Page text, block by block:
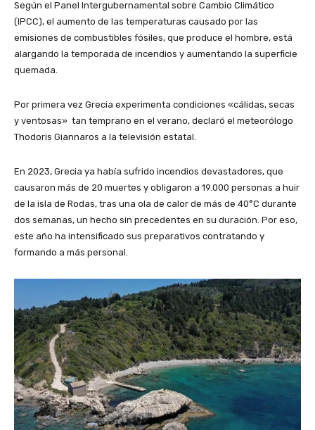
Según el Panel Intergubernamental sobre Cambio Climático
(IPCC), el aumento de las temperaturas causado por las
emisiones de combustibles fósiles, que produce el hombre, está
alargando la temporada de incendios y aumentando la superficie
quemada.
Por primera vez Grecia experimenta condiciones «cálidas, secas
y ventosas» tan temprano en el verano, declaró el meteorólogo
Thodoris Giannaros a la televisión estatal.
En 2023, Grecia ya había sufrido incendios devastadores, que
causaron más de 20 muertes y obligaron a 19.000 personas a huir
de la isla de Rodas, tras una ola de calor de más de 40°C durante
dos semanas, un hecho sin precedentes en su duración. Por eso,
este año ha intensificado sus preparativos contratando y
formando a más personal.